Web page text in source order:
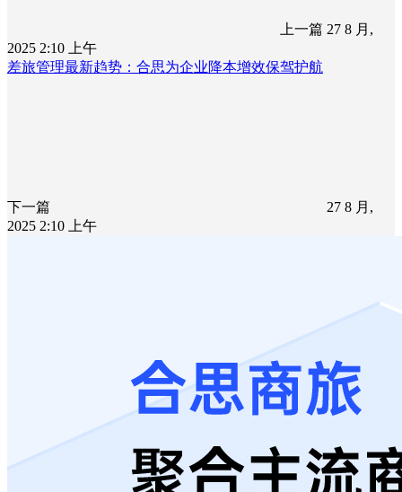
上一篇 27 8 月,
2025 2:10 上午
差旅管理最新趋势：合思为企业降本增效保驾护航
下一篇
27 8 月,
2025 2:10 上午